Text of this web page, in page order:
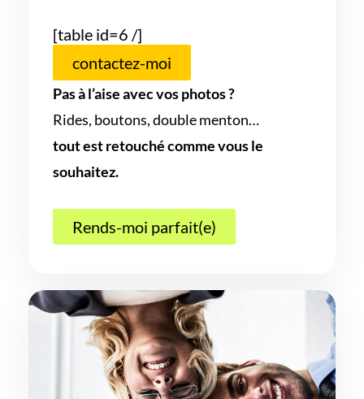
[table id=6 /]
contactez-moi
Pas à l’aise avec vos photos ?
Rides, boutons, double menton…
tout est retouché comme vous le
souhaitez.
Rends-moi parfait(e)